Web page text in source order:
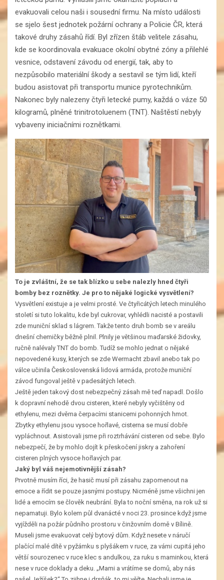
evakuovali celou naši i sousední firmu. Na místo události
se sjelo šest jednotek požární ochrany a Policie ČR, která
takové druhy zásahů řídí. Byl zřízen štáb velitele zásahu,
kde se koordinovala evakuace okolní obytné zóny a přilehlé
vesnice, odstavení závodu od energií, tak, aby to
nezpůsobilo materiální škody a sestavil se tým lidí, kteří
budou asistovat při transportu munice pyrotechnikům.
Nakonec byly nalezeny čtyři letecké pumy, každá o váze 50
kilogramů, plněné trinitrotoluenem (TNT). Naštěstí nebyly
vybaveny iniciačními roznětkami.
To je zvláštní, že se tak blízko u sebe nalezly hned čtyři
bomby bez roznětky. Je pro to nějaké logické vysvětlení?
Vysvětlení existuje a je velmi prosté. Ve čtyřicátých letech minulého
století si tuto lokalitu, kde byl cukrovar, vyhlédli nacisté a postavili
zde muniční sklad s lágrem. Takže tento druh bomb se v areálu
dnešní chemičky běžně plnil. Plnily je většinou maďarské židovky,
ručně nalévaly TNT do bomb. Tudíž se mohlo jednat o nějaké
nepovedené kusy, kterých se zde Wermacht zbavil anebo tak po
válce učinila Československá lidová armáda, protože muniční
závod fungoval ještě v padesátých letech.
Ještě jeden takový dost nebezpečný zásah mě teď napadl. Došlo
k dopravní nehodě dvou cisteren, které nebyly vyčištěny od
ethylenu, mezi dvěma čerpacími stanicemi pohonných hmot.
Zbytky ethylenu jsou vysoce hořlavé, cisterna se musí dobře
vypláchnout. Asistovali jsme při roztrhávání cisteren od sebe. Bylo
nebezpečí, že by mohlo dojít k přeskočení jiskry a zahoření
cisteren plných vysoce hořlavých par.
Jaký byl váš nejemotivnější zásah?
Prvotně musím říci, že hasič musí při zásahu zapomenout na
emoce a řídit se pouze jasnými postupy. Nicméně jsme všichni jen
lidé a emocím se člověk neubrání. Byla to noční směna, na rok už si
nepamatuji. Bylo kolem půl dvanácté v noci 23. prosince když jsme
vyjížděli na požár půdního prostoru v činžovním domě v Bílině.
Museli jsme evakuovat celý bytový dům. Když nesete v náručí
plačící malé dítě v pyžámku s plyšákem v ruce, za vámi cupitá jeho
větší sourozenec v ruce klec s andulkou, za ruku s maminkou, která
nese v ruce doklady a deku. „Mami a vrátíme se domů, aby nás